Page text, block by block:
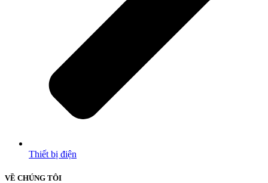
Thiết bị điện
VỀ CHÚNG TÔI